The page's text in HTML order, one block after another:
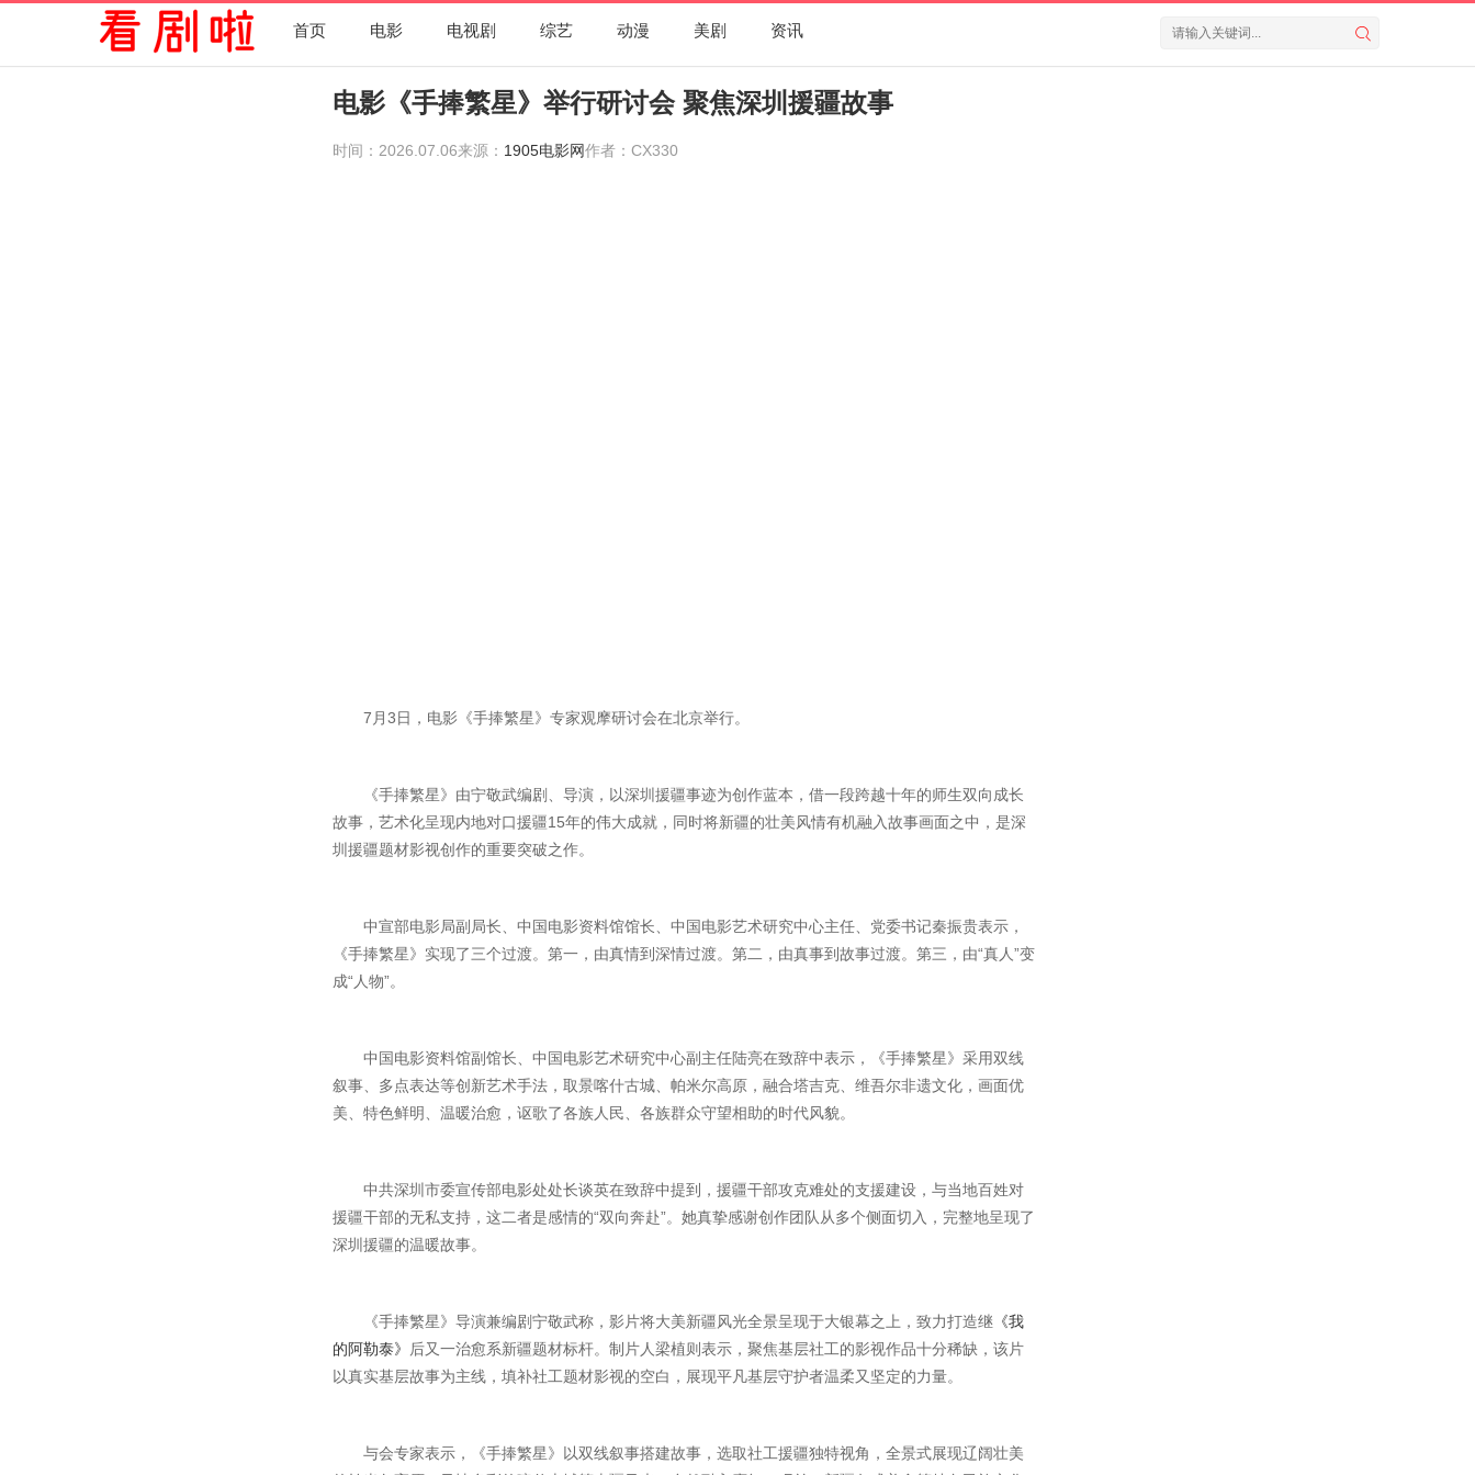
首页 电影 电视剧 综艺 动漫 美剧 资讯
电影《手捧繁星》举行研讨会 聚焦深圳援疆故事
时间：2026.07.06来源： 1905电影网作者：CX330
7月3日，电影《手捧繁星》专家观摩研讨会在北京举行。
《手捧繁星》由宁敬武编剧、导演，以深圳援疆事迹为创作蓝本，借一段跨越十年的师生双向成长
故事，艺术化呈现内地对口援疆15年的伟大成就，同时将新疆的壮美风情有机融入故事画面之中，是深
圳援疆题材影视创作的重要突破之作。
中宣部电影局副局长、中国电影资料馆馆长、中国电影艺术研究中心主任、党委书记秦振贵表示，
《手捧繁星》实现了三个过渡。第一，由真情到深情过渡。第二，由真事到故事过渡。第三，由“真人”变
成“人物”。
中国电影资料馆副馆长、中国电影艺术研究中心副主任陆亮在致辞中表示，《手捧繁星》采用双线
叙事、多点表达等创新艺术手法，取景喀什古城、帕米尔高原，融合塔吉克、维吾尔非遗文化，画面优
美、特色鲜明、温暖治愈，讴歌了各族人民、各族群众守望相助的时代风貌。
中共深圳市委宣传部电影处处长谈英在致辞中提到，援疆干部攻克难处的支援建设，与当地百姓对
援疆干部的无私支持，这二者是感情的“双向奔赴”。她真挚感谢创作团队从多个侧面切入，完整地呈现了
深圳援疆的温暖故事。
《手捧繁星》导演兼编剧宁敬武称，影片将大美新疆风光全景呈现于大银幕之上，致力打造继《我
的阿勒泰》
后又一治愈系新疆题材标杆。制片人梁植则表示，聚焦基层社工的影视作品十分稀缺，该片
以真实基层故事为主线，填补社工题材影视的空白，展现平凡基层守护者温柔又坚定的力量。
与会专家表示，《手捧繁星》以双线叙事搭建故事，选取社工援疆独特视角，全景式展现辽阔壮美